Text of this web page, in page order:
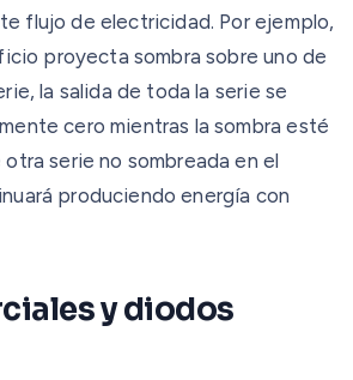
flujo de electricidad. Por ejemplo,
proyecta sombra sobre uno de
la salida de toda la serie se
cero mientras la sombra esté
serie no sombreada en el
produciendo energía con
y diodos